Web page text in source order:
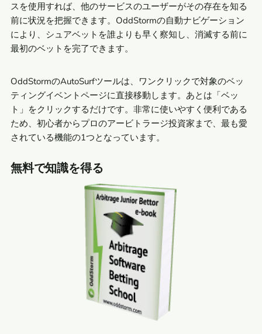
スを使用すれば、他のサービスのユーザーがその存在を知る
前に状況を把握できます。OddStormの自動ナビゲーション
により、シュアベットを誰よりも早く察知し、消滅する前に
最初のベットを完了できます。
OddStormのAutoSurfツールは、ワンクリックで対象のベッ
ティングイベントページに直接移動します。あとは「ベッ
ト」をクリックするだけです。非常に使いやすく便利である
ため、初心者からプロのアービトラージ投資家まで、最も愛
されている機能の1つとなっています。
無料で知識を得る